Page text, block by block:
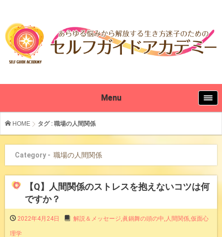
Menu
HOME タグ : 職場の人間関係
Category - 職場の人間関係
【Q】人間関係のストレスを抱えないコツは何
ですか？
2022年4月24日 解説＆メッセージ,眞鍋舞の頭の中, 人間関係,仮面心
理学